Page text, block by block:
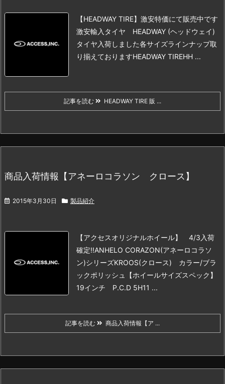
【HEADWAY TIRE】激安特価にて販売中です
激安輸入タイヤ HEADWAY (ヘッドウェイ)
タイヤ 入荷しました各サイズラインナップ取
り揃えておりますHEADWAY TIREHH ...
記事を読む HEADWAY TIRE 販 ...
商品入荷情報【アネーロコラソン クロース】
2015年3月30日 製品紹介
【アクセスオリジナルホイール】 4/3入荷
確定!!ANHELO CORAZON(アネーロコラソ
ン)シリーズKROOS(クロース) カラー/ブラ
ックポリッシュ
【ホイールサイズスペック】
19インチ P.C.D 5H11 ...
記事を読む 商品入荷情報【ア ...